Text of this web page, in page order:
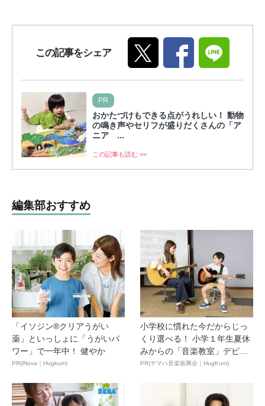
この記事をシェア
PR
おかたづけもできる点がうれしい！ 動物
の鳴き声やセリフが盛りだくさんの「ア
ニア ...
この記事も読む >>
編集部おすすめ
「イソジン®クリアうがい
薬」といっしょに「うがいパ
ワー」で一年中！ 健やか
PR(iNova｜Hugkum)
小学校に慣れた今だからじっ
くり選べる！ 小学１年生夏休
みからの「音楽教室」デビ
ュ...
PR(ヤマハ音楽振興会｜HugKum)